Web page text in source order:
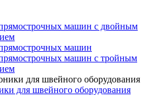
машин с двойным
машин
машин с тройным
для швейного оборудования